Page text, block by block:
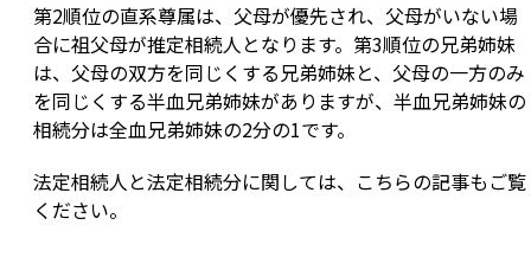
第2順位の直系尊属は、父母が優先され、父母がいない場
合に祖父母が推定相続人となります。第3順位の兄弟姉妹
は、父母の双方を同じくする兄弟姉妹と、父母の一方のみ
を同じくする半血兄弟姉妹がありますが、半血兄弟姉妹の
相続分は全血兄弟姉妹の2分の1です。
法定相続人と法定相続分に関しては、こちらの記事もご覧
ください。